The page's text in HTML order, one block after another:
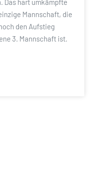
Das hart umkämpfte
Mannschaft, die
den Aufstieg
3. Mannschaft ist.